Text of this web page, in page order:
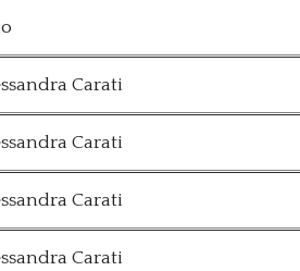
Carati
Carati
Carati
Carati